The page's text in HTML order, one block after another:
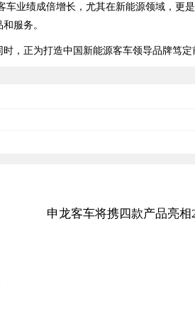
业绩成倍增长，尤其在新能源领域，
服务。
，正为打造中国新能源客车领导品牌笃定
申龙客车将携四款产品亮